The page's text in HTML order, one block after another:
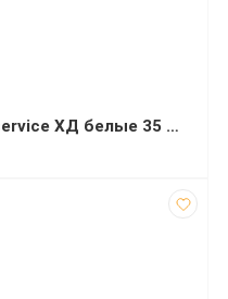
Пакеты для мусора PRO service ХД белые 35 л 50х55 см 100 штук